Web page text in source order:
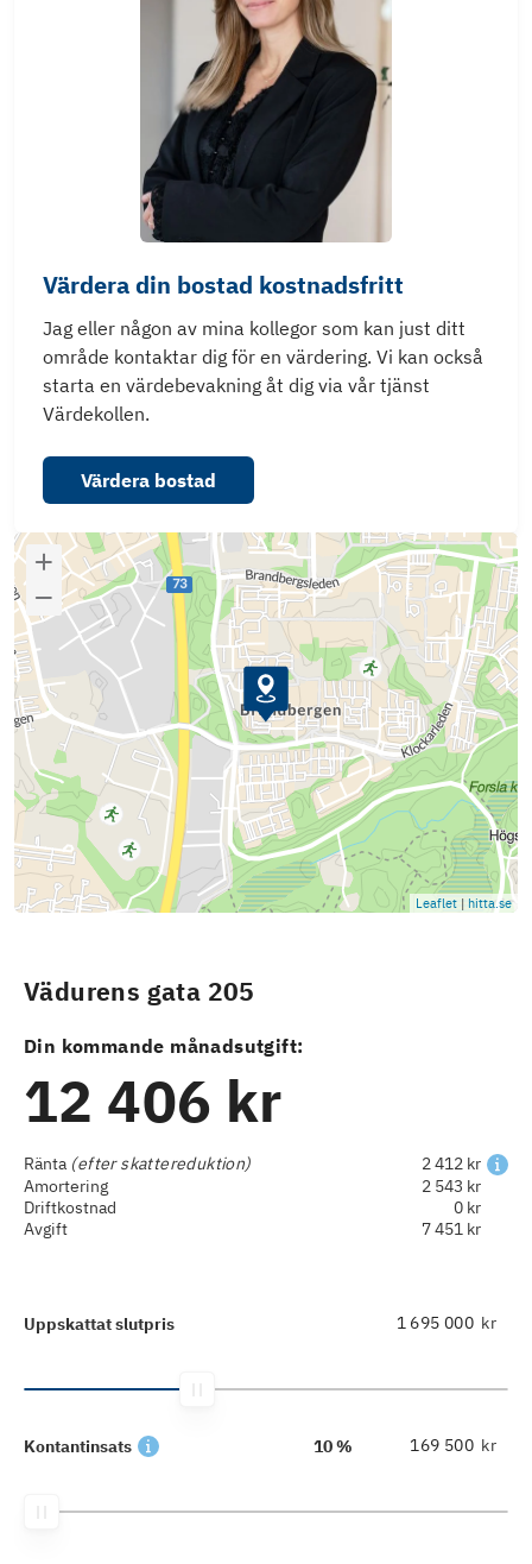
Värdera din bostad kostnadsfritt
Jag eller någon av mina kollegor som kan just ditt
område kontaktar dig för en värdering. Vi kan också
starta en värdebevakning åt dig via vår tjänst
Värdekollen.
Värdera bostad
Leaflet | hitta.se
Vädurens gata 205
Din kommande månadsutgift:
12 406 kr
Ränta (efter skattereduktion)
2 412 kr
Amortering
2 543 kr
Driftkostnad
0 kr
Avgift
7 451 kr
Uppskattat slutpris kr
Kontantinsats 10 % kr